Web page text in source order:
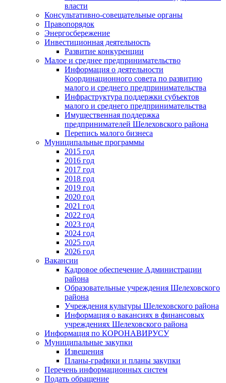
власти
Консультативно-совещательные органы
Правопорядок
Энергосбережение
Инвестиционная деятельность
Развитие конкуренции
Малое и среднее предпринимательство
Информация о деятельности
Координационного совета по развитию
малого и среднего предпринимательства
Инфраструктура поддержки субъектов
малого и среднего предпринимательства
Имущественная поддержка
предпринимателей Шелеховского района
Перепись малого бизнеса
Муниципальные программы
2015 год
2016 год
2017 год
2018 год
2019 год
2020 год
2021 год
2022 год
2023 год
2024 год
2025 год
2026 год
Вакансии
Кадровое обеспечение Администрации
района
Образовательные учреждения Шелеховского
района
Учреждения культуры Шелеховского района
Информация о вакансиях в финансовых
учреждениях Шелеховского района
Информация по КОРОНАВИРУСУ
Муниципальные закупки
Извещения
Планы-графики и планы закупки
Перечень информационных систем
Подать обращение